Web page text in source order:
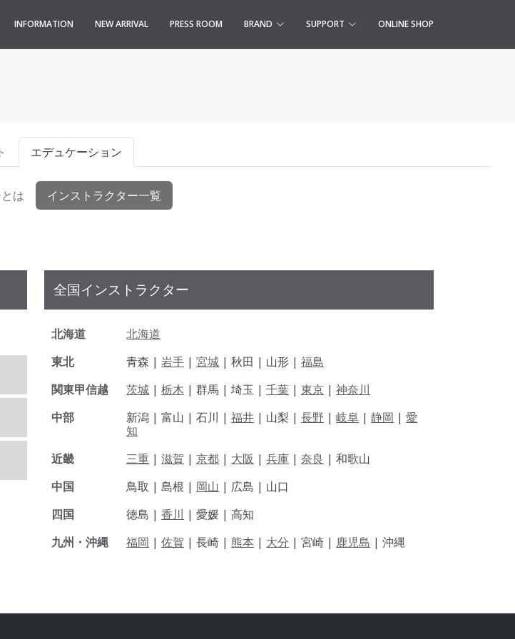
INFORMATION NEW ARRIVAL PRESS ROOM BRAND SUPPORT ONLINE SHOP
エデュケーション
は インストラクター一覧
全国インストラクター
北海道
北海道
東北
青森 |岩手 |宮城 | 秋田 | 山形 |福島
関東甲信越
茨城 |栃木 | 群馬 | 埼玉 |千葉 |東京 |神奈川
中部
新潟 |富山 |石川 |福井 | 山梨 |長野 |岐阜 |静岡 |愛
知
近畿
三重 |滋賀 |京都 | 大阪 |兵庫 |奈良 |和歌山
中国
鳥取 |島根 | 岡山 | 広島 | 山口
四国
徳島 |香川 |愛媛 |高知
九州・沖縄
福岡 |佐賀 |長崎 | 熊本 | 大分 |宮崎 | 鹿児島 |沖縄